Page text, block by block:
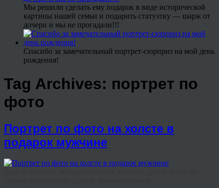
Мы решили сделать ему подарок в виде исторической
картины нашей семьи и подарить статуэтку — шарж от
дочери и мы не прогадали!!!
Спасибо за замечательный портрет-сюрприз на мой день
рождения!
Tag Archives: портрет по
фото
Портрет по фото на холсте в
подарок мужчине